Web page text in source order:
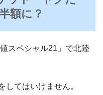
額に？
スペシャル21」で北陸
してはいけません。